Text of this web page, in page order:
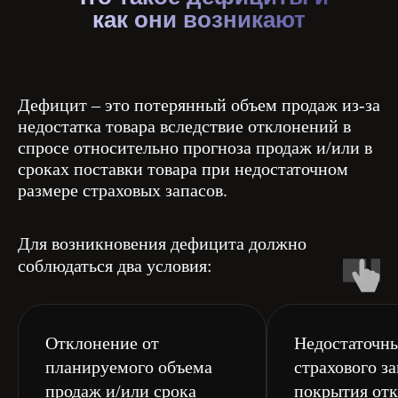
как они возникают
Дефицит – это потерянный объем продаж из-за
недостатка товара вследствие отклонений в
спросе относительно прогноза продаж и/или в
сроках поставки товара при недостаточном
размере страховых запасов.
Для возникновения дефицита должно
соблюдаться два условия:
Отклонение от
планируемого объема
продаж и/или срока
страхового
покрытия